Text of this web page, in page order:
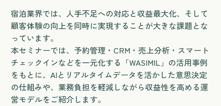
宿泊業界では、人手不足への対応と収益最大化、そして
顧客体験の向上を同時に実現することが大きな課題とな
っています。
本セミナーでは、予約管理・CRM・売上分析・スマート
チェックインなどを一元化する「WASIMIL」の活用事例
をもとに、AIとリアルタイムデータを活かした意思決定
の仕組みや、業務負担を軽減しながら収益性を高める運
営モデルをご紹介します。